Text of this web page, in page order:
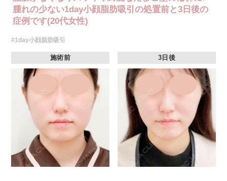
腫れの少ない1day小顔脂肪吸引の処置前と3日後の
症例です(20代女性)
#1day小顔脂肪吸引
施術前 3日後